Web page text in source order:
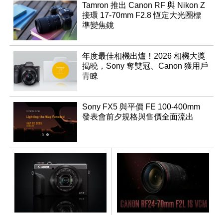
Tamron 推出 Canon RF 與 Nikon Z
接環 17-70mm F2.8 恆定大光圈標
準變焦鏡
年度最佳相機出爐！2026 相機大獎
揭曉，Sony 奪雙冠、Canon 獲用戶
青睞
Sony FX5 與平價 FE 100-400mm
發表會前夕規格與售價全面流出